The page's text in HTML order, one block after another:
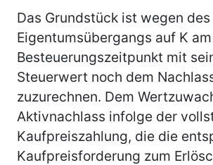
Das Grundstück ist wegen
Eigentumsübergangs auf K am
Besteuerungszeitpunkt mit
Steuerwert noch dem
zuzurechnen. Dem
Aktivnachlass infolge der
Kaufpreiszahlung, die die
Kaufpreisforderung zum